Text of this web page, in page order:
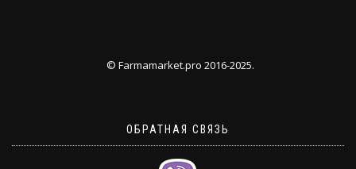
© Farmamarket.pro 2016-2025.
ОБРАТНАЯ СВЯЗЬ